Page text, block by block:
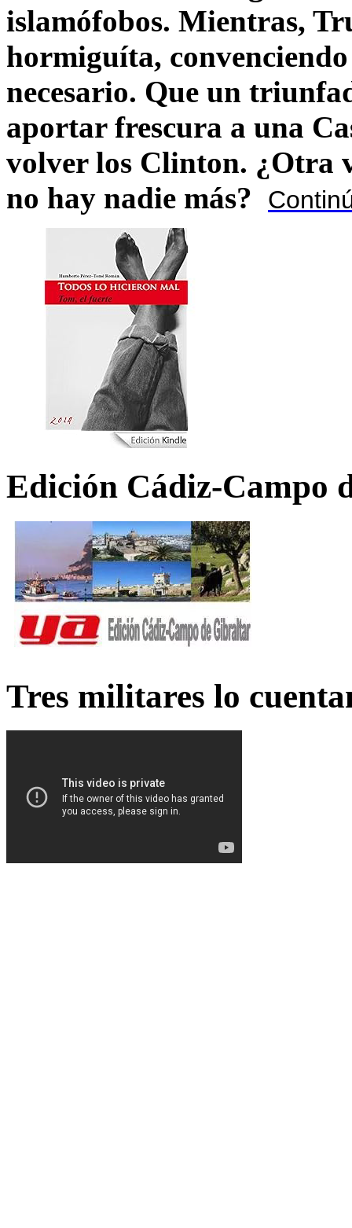
islamófobos. Mientras,
hormiguíta,
necesario. Que un
aportar frescura a una
volver los Clinton. ¿Otra
no hay nadie más?
Edición Cádiz-Campo
Tres militares lo